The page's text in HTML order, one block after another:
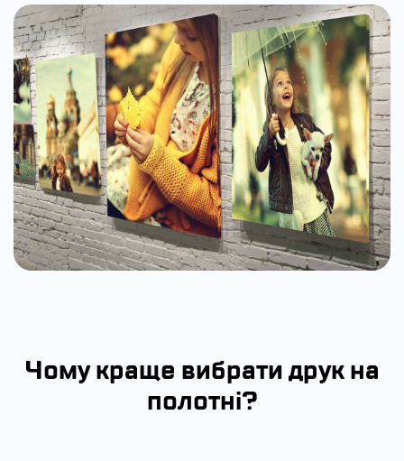
Чому краще вибрати друк на
полотні?